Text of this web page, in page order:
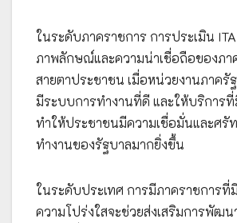
ในระดับภาคราชการ การประเมิน
ภาพลักษณ์และความน่าเชื่อถือของภา
สายตาประชาชน เมื่อหน่วยงานภาครั
มีระบบการทำงานที่ดี และให้บริการ
ทำให้ประชาชนมีความเชื่อมั่นและศรั
ทำงานของรัฐบาลมากยิ่งขึ้น
ในระดับประเทศ การมีภาคราชการ
ความโปร่งใสจะช่วยส่งเสริมการพัฒน